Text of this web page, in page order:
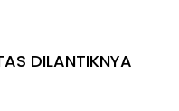
DILANTIKNYA